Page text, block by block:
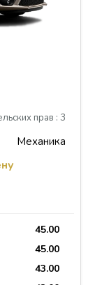
прав : 3
Механика
45.00
45.00
43.00